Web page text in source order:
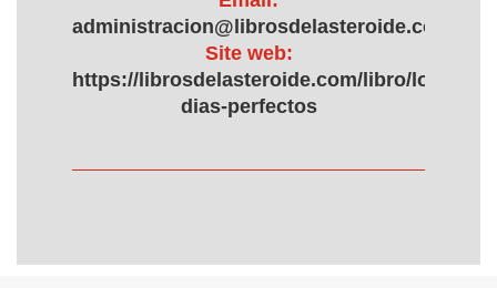
administracion@librosdelasteroide.com
Site web:
https://librosdelasteroide.com/libro/los-
dias-perfectos